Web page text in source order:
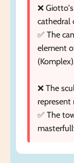
❌
cathedral
✅ The
element
❌ The
represent
✅ The